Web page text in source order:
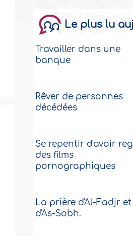
Le plus lu
Travailler dans une
banque
Rêver de personnes
décédées
Se repentir d'avoir
des films
pornographiques
La prière d'Al-Fadjr et
d'As-Sobh.